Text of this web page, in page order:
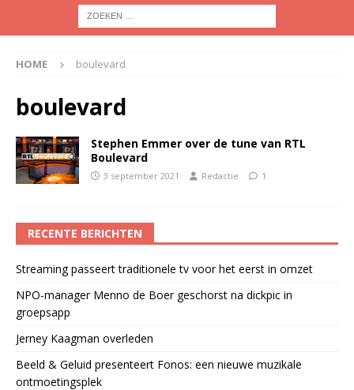
HOME boulevard
boulevard
Stephen Emmer over de tune van RTL
Boulevard
3 september 2021 Redactie 1
RECENTE BERICHTEN
Streaming passeert traditionele tv voor het eerst in omzet
NPO-manager Menno de Boer geschorst na dickpic in
groepsapp
Jerney Kaagman overleden
Beeld & Geluid presenteert Fonos: een nieuwe muzikale
ontmoetingsplek